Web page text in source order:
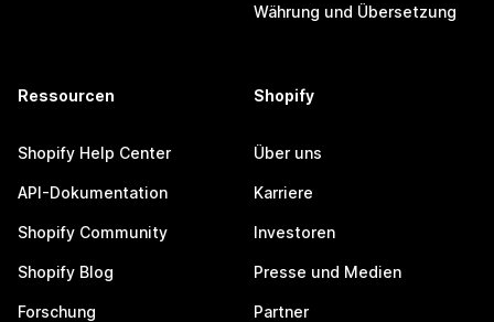
Währung und Übersetzung
Ressourcen
Shopify Help Center
API-Dokumentation
Shopify Community
Shopify Blog
Forschung
Shopify
Über uns
Karriere
Investoren
Presse und Medien
Partner